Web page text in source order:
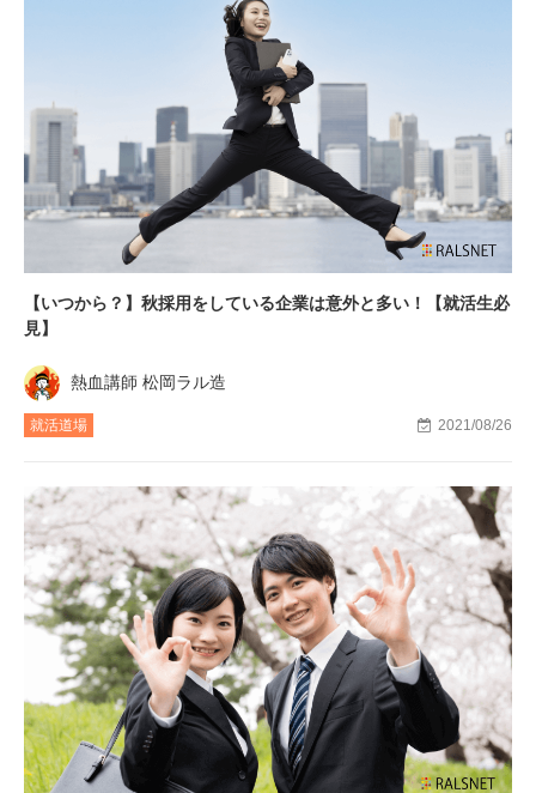
【いつから？】秋採用をしている企業は意外と多い！【就活生必
見】
熱血講師 松岡ラル造
就活道場 2021/08/26